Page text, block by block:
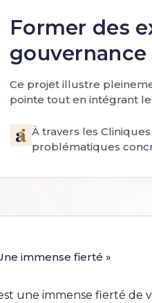
Former des
gouvernance
Ce projet illustre
pointe tout en intégrant
À travers les
problématiques
immense fierté »
une immense fierté de